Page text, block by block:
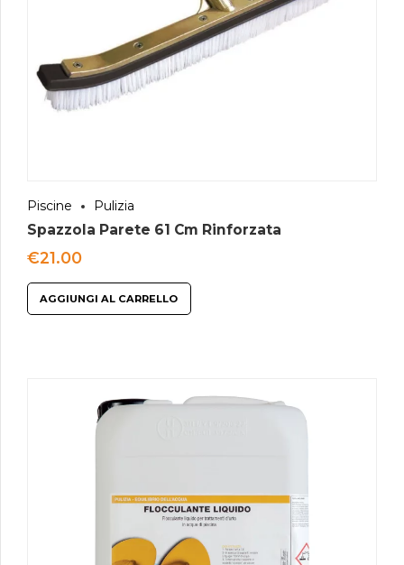
Piscine Pulizia
Spazzola Parete 61 Cm Rinforzata
€21.00
AGGIUNGI AL CARRELLO